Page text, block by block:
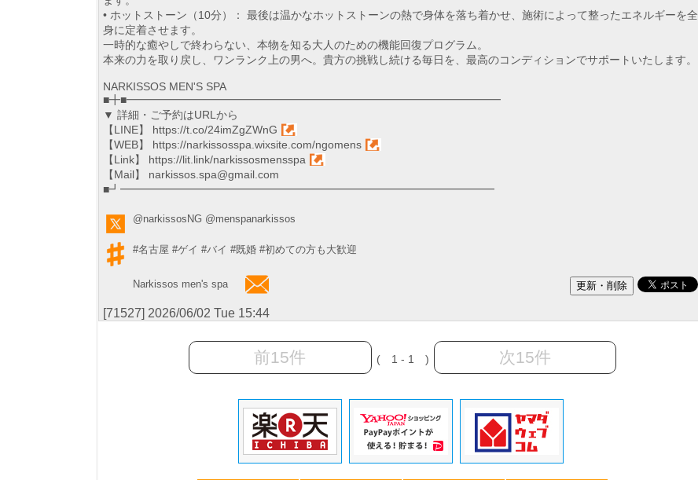
• ホットストーン（10分）： 最後は温かなホットストーンの熱で身体を落ち着かせ、施術によって整ったエネルギーを全
身に定着させます。
一時的な癒やしで終わらない、本物を知る大人のための機能回復プログラム。
本来の力を取り戻し、ワンランク上の男へ。貴方の挑戦し続ける毎日を、最高のコンディションでサポートいたします。
NARKISSOS MEN'S SPA
■╋■━━━━━━━━━━━━━━━━━━━━━━━━━━━━━━━━━━
▼ 詳細・ご予約はURLから
【LINE】 https://t.co/24imZgZWnG
【WEB】 https://narkissosspa.wixsite.com/ngomens
【Link】 https://lit.link/narkissosmensspa
【Mail】 narkissos.spa@gmail.com
■┛━━━━━━━━━━━━━━━━━━━━━━━━━━━━━━━━━━
@narkissosNG @menspanarkissos
#名古屋 #ゲイ #バイ #既婚 #初めての方も大歓迎
Narkissos men's spa
[71527] 2026/06/02 Tue 15:44
前15件 ( 1 - 1 ) 次15件